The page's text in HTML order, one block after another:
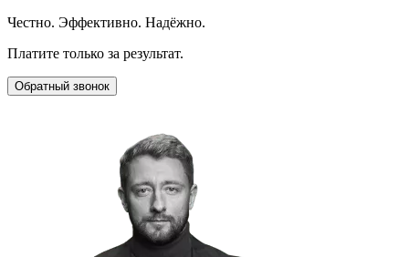
Честно. Эффективно. Надёжно.
Платите только за результат.
Обратный звонок